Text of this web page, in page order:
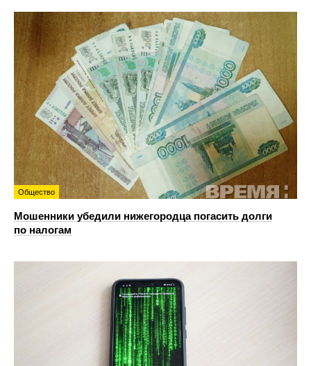
Общество
Мошенники убедили нижегородца погасить долги
по налогам